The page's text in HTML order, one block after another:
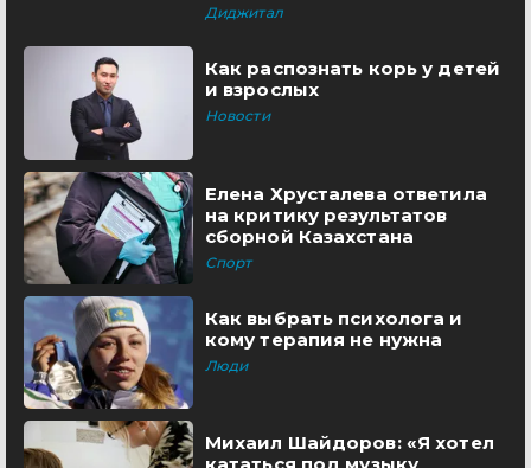
Диджитал
Как распознать корь у детей
и взрослых
Новости
Елена Хрусталева ответила
на критику результатов
сборной Казахстана
Спорт
Как выбрать психолога и
кому терапия не нужна
Люди
Михаил Шайдоров: «Я хотел